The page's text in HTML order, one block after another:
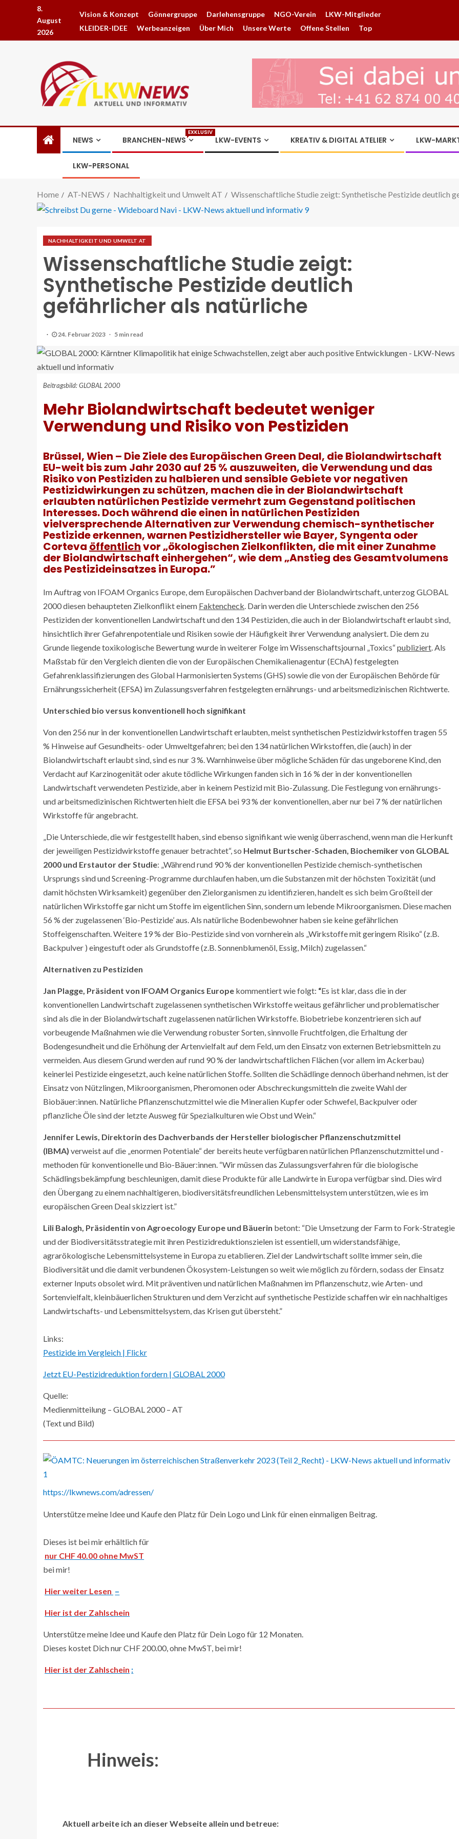
8.
August
2026
Vision & Konzept Gönnergruppe Darlehensgruppe NGO-Verein
LKW-Mitglieder
KLEIDER-IDEE
Werbeanzeigen Über Mich Unsere Werte Offene Stellen Top
NEWS BRANCHEN-NEWS
EXKLUSIV
LKW-EVENTS KREATIV & DIGITAL ATELIER LKW-
LKW-PERSONAL
Home AT-NEWS Nachhaltigkeit und Umwelt AT Wissenschaftliche Studie zeigt: Synthetische Pestizide deutlich
NACHHALTIGKEIT UND UMWELT AT
Wissenschaftliche Studie zeigt:
Synthetische Pestizide deutlich
gefährlicher als natürliche
24. Februar 2023 5 min read
Beitragsbild: GLOBAL 2000
Mehr Biolandwirtschaft bedeutet weniger
Verwendung und Risiko von Pestiziden
Brüssel, Wien – Die Ziele des Europäischen Green Deal, die Biolandwirtschaft
EU-weit bis zum Jahr 2030 auf 25 % auszuweiten, die Verwendung und das
Risiko von Pestiziden zu halbieren und sensible Gebiete vor negativen
Pestizidwirkungen zu schützen, machen die in der Biolandwirtschaft
erlaubten natürlichen Pestizide vermehrt zum Gegenstand politischen
Interesses. Doch während die einen in natürlichen Pestiziden
vielversprechende Alternativen zur Verwendung chemisch-synthetischer
Pestizide erkennen, warnen Pestizidhersteller wie Bayer, Syngenta oder
Corteva öffentlichvor „ökologischen Zielkonflikten, die mit einer Zunahme
der Biolandwirtschaft einhergehen“, wie dem „Anstieg des Gesamtvolumens
des Pestizideinsatzes in Europa.”
Im Auftrag von IFOAM Organics Europe, dem Europäischen Dachverband der Biolandwirtschaft, unterzog GLOBAL
2000 diesen behaupteten Zielkonflikt einem Faktencheck . Darin werden die Unterschiede zwischen den 256
Pestiziden der konventionellen Landwirtschaft und den 134 Pestiziden, die auch in der Biolandwirtschaft erlaubt sind,
hinsichtlich ihrer Gefahrenpotentiale und Risiken sowie der Häufigkeit ihrer Verwendung analysiert. Die dem zu
Grunde liegende toxikologische Bewertung wurde in weiterer Folge im Wissenschaftsjournal „Toxics“publiziert . Als
Maßstab für den Vergleich dienten die von der Europäischen Chemikalienagentur (EChA) festgelegten
Gefahrenklassifizierungen des Global Harmonisierten Systems (GHS) sowie die von der Europäischen Behörde für
Ernährungssicherheit (EFSA) im Zulassungsverfahren festgelegten ernährungs- und arbeitsmedizinischen Richtwerte.
Unterschied bio versus konventionell hoch signifikant
Von den 256 nur in der konventionellen Landwirtschaft erlaubten, meist synthetischen Pestizidwirkstoffen tragen 55
% Hinweise auf Gesundheits- oder Umweltgefahren; bei den 134 natürlichen Wirkstoffen, die (auch) in der
Biolandwirtschaft erlaubt sind, sind es nur 3 %. Warnhinweise über mögliche Schäden für das ungeborene Kind, den
Verdacht auf Karzinogenität oder akute tödliche Wirkungen fanden sich in 16 % der in der konventionellen
Landwirtschaft verwendeten Pestizide, aber in keinem Pestizid mit Bio-Zulassung. Die Festlegung von ernährungs-
und arbeitsmedizinischen Richtwerten hielt die EFSA bei 93 % der konventionellen, aber nur bei 7 % der natürlichen
Wirkstoffe für angebracht.
„Die Unterschiede, die wir festgestellt haben, sind ebenso signifikant wie wenig überraschend, wenn man die Herkunft
der jeweiligen Pestizidwirkstoffe genauer betrachtet“, so Helmut Burtscher-Schaden, Biochemiker von GLOBAL
2000 und Erstautor der Studie: „Während rund 90 % der konventionellen Pestizide chemisch-synthetischen
Ursprungs sind und Screening-Programme durchlaufen haben, um die Substanzen mit der höchsten Toxizität (und
damit höchsten Wirksamkeit) gegenüber den Zielorganismen zu identifizieren, handelt es sich beim Großteil der
natürlichen Wirkstoffe gar nicht um Stoffe im eigentlichen Sinn, sondern um lebende Mikroorganismen. Diese machen
56 % der zugelassenen ‘Bio-Pestizide’ aus. Als natürliche Bodenbewohner haben sie keine gefährlichen
Stoffeigenschaften. Weitere 19 % der Bio-Pestizide sind von vornherein als „Wirkstoffe mit geringem Risiko“ (z.B.
Backpulver ) eingestuft oder als Grundstoffe (z.B. Sonnenblumenöl, Essig, Milch) zugelassen.“
Alternativen zu Pestiziden
Jan Plagge, Präsident von IFOAM Organics Europe kommentiert wie folgt: “Es ist klar, dass die in der
konventionellen Landwirtschaft zugelassenen synthetischen Wirkstoffe weitaus gefährlicher und problematischer
sind als die in der Biolandwirtschaft zugelassenen natürlichen Wirkstoffe. Biobetriebe konzentrieren sich auf
vorbeugende Maßnahmen wie die Verwendung robuster Sorten, sinnvolle Fruchtfolgen, die Erhaltung der
Bodengesundheit und die Erhöhung der Artenvielfalt auf dem Feld, um den Einsatz von externen Betriebsmitteln zu
vermeiden. Aus diesem Grund werden auf rund 90 % der landwirtschaftlichen Flächen (vor allem im Ackerbau)
keinerlei Pestizide eingesetzt, auch keine natürlichen Stoffe. Sollten die Schädlinge dennoch überhand nehmen, ist der
Einsatz von Nützlingen, Mikroorganismen, Pheromonen oder Abschreckungsmitteln die zweite Wahl der
Biobäuer:innen. Natürliche Pflanzenschutzmittel wie die Mineralien Kupfer oder Schwefel, Backpulver oder
pflanzliche Öle sind der letzte Ausweg für Spezialkulturen wie Obst und Wein.“
Jennifer Lewis, Direktorin des Dachverbands der Hersteller biologischer Pflanzenschutzmittel
(IBMA) verweist auf die „enormen Potentiale“ der bereits heute verfügbaren natürlichen Pflanzenschutzmittel und -
methoden für konventionelle und Bio-Bäuer:innen. “Wir müssen das Zulassungsverfahren für die biologische
Schädlingsbekämpfung beschleunigen, damit diese Produkte für alle Landwirte in Europa verfügbar sind. Dies wird
den Übergang zu einem nachhaltigeren, biodiversitätsfreundlichen Lebensmittelsystem unterstützen, wie es im
europäischen Green Deal skizziert ist.”
Lili Balogh, Präsidentin von Agroecology Europe und Bäuerin betont: “Die Umsetzung der Farm to Fork-Strategie
und der Biodiversitätsstrategie mit ihren Pestizidreduktionszielen ist essentiell, um widerstandsfähige,
agrarökologische Lebensmittelsysteme in Europa zu etablieren. Ziel der Landwirtschaft sollte immer sein, die
Biodiversität und die damit verbundenen Ökosystem-Leistungen so weit wie möglich zu fördern, sodass der Einsatz
externer Inputs obsolet wird. Mit präventiven und natürlichen Maßnahmen im Pflanzenschutz, wie Arten- und
Sortenvielfalt, kleinbäuerlichen Strukturen und dem Verzicht auf synthetische Pestizide schaffen wir ein nachhaltiges
Landwirtschafts- und Lebensmittelsystem, das Krisen gut übersteht.”
Links:
Pestizide im Vergleich | Flickr
Jetzt EU-Pestizidreduktion fordern | GLOBAL 2000
Quelle:
Medienmitteilung – GLOBAL 2000 – AT
(Text und Bild)
https://lkwnews.com/adressen/
Unterstütze meine Idee und Kaufe den Platz für Dein Logo und Link für einen einmaligen Beitrag.
Dieses ist bei mir erhältlich für
nur CHF 40.00 ohne MwST
bei mir!
Hier weiter Lesen –
Hier ist der Zahlschein
Unterstütze meine Idee und Kaufe den Platz für Dein Logo für 12 Monaten.
Dieses kostet Dich nur CHF 200.00, ohne MwST, bei mir!
Hier ist der Zahlschein :
Hinweis:
Aktuell arbeite ich an dieser Webseite allein und betreue: